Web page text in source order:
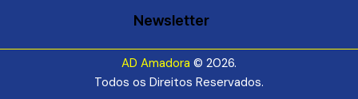
Newsletter
AD Amadora © 2026.
Todos os Direitos Reservados.